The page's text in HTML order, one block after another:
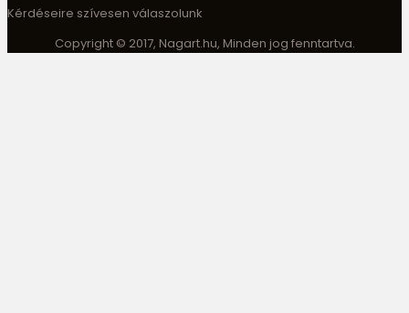
Kérdéseire szívesen válaszolunk
Copyright © 2017, Nagart.hu, Minden jog fenntartva.